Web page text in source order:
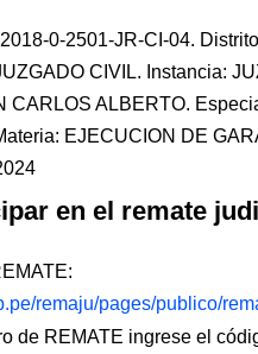
0-2501-JR-CI-04.
CIVIL. Instancia:
CARLOS ALBERTO.
EJECUCION DE
en el remate
remaju/pages/publico/
de REMATE ingrese el